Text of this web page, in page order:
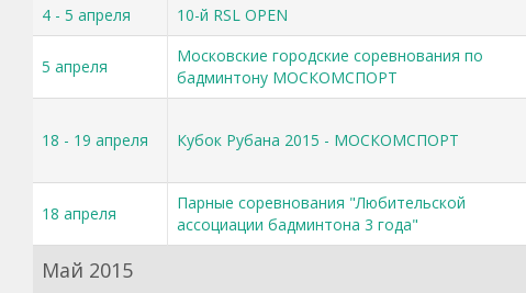
4 - 5 апреля 10-й RSL OPEN
5 апреля
Московские городские соревнования по
бадминтону МОСКОМСПОРТ
18 - 19 апреля Кубок Рубана 2015 - МОСКОМСПОРТ
18 апреля
Парные соревнования "Любительской
ассоциации бадминтона 3 года"
Май 2015